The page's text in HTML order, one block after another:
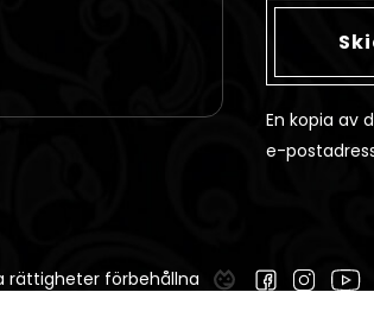
En kopia av
e-
rättigheter förbehållna